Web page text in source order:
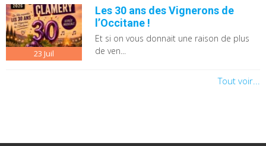
23 Juil
Les 30 ans des Vignerons de
l’Occitane !
Et si on vous donnait une raison de plus
de ven...
Tout voir...